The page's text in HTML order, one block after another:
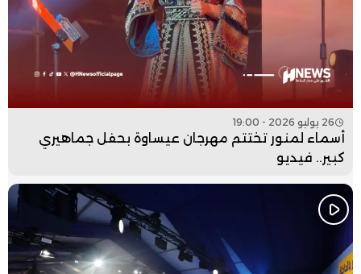
26 يوليو 2026 - 19:00
أسماء لمنور تختتم مهرجان عيساوة بحفل جماهيري
كبير.. فيديو